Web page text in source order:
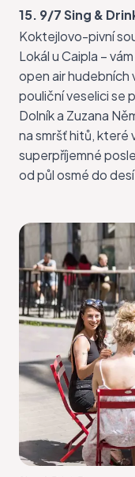
15. 9/7 Sing &
Koktejlovo-pivní
Lokál u Caipla –
open air hudebních
pouliční veselici se
Dolník a Zuzana
na smršť hitů, které
superpříjemné
od půl osmé do